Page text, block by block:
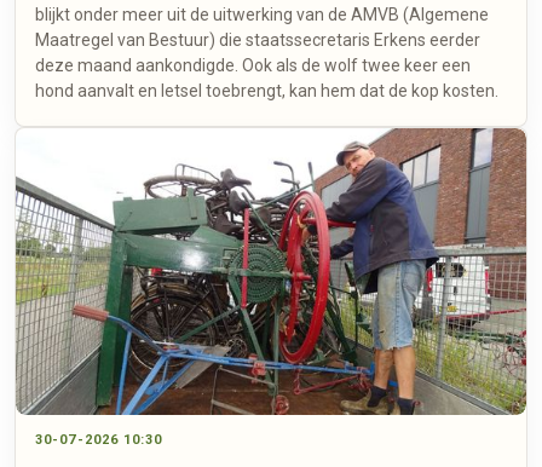
blijkt onder meer uit de uitwerking van de AMVB (Algemene
Maatregel van Bestuur) die staatssecretaris Erkens eerder
deze maand aankondigde. Ook als de wolf twee keer een
hond aanvalt en letsel toebrengt, kan hem dat de kop kosten.
30-07-2026 10:30